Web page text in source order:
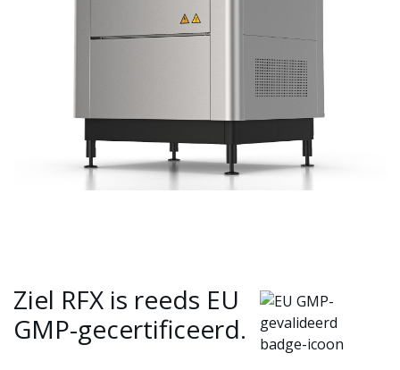
Ziel RFX is reeds EU
GMP-gecertificeerd.